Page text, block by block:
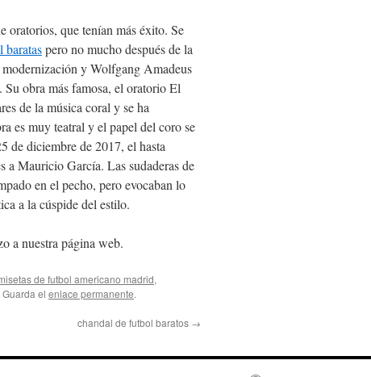
oratorios, que tenían más éxito. Se
barataspero no mucho después de la
modernización y Wolfgang Amadeus
obra más famosa, el oratorio El
de la música coral y se ha
es muy teatral y el papel del coro se
de diciembre de 2017, el hasta
a Mauricio García. Las sudaderas de
en el pecho, pero evocaban lo
a la cúspide del estilo.
a nuestra página web.
de futbol americano madrid,
Guarda el enlace permanente.
chandal de futbol baratos →